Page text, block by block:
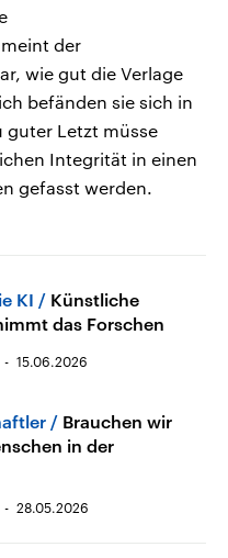
der
wie gut die Verlage
befänden sie sich in
guter Letzt müsse
Integrität in einen
gefasst werden.
KI
Künstliche
das Forschen
15.06.2026
Brauchen wir
in der
28.05.2026